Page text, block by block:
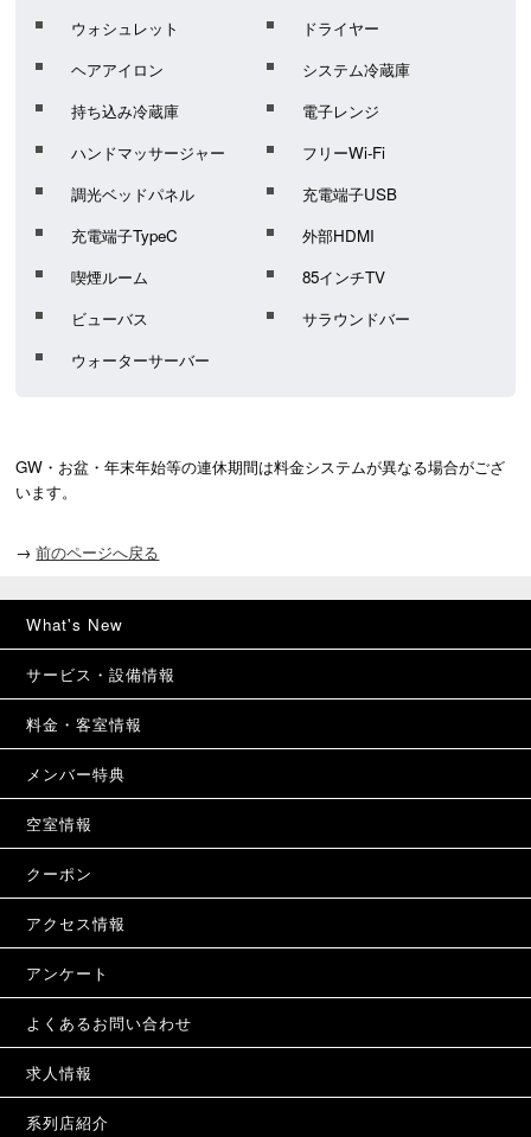
ウォシュレット
ドライヤー
ヘアアイロン
システム冷蔵庫
持ち込み冷蔵庫
電子レンジ
ハンドマッサージャー
フリーWi-Fi
調光ベッドパネル
充電端子USB
充電端子TypeC
外部HDMI
喫煙ルーム
85インチTV
ビューバス
サラウンドバー
ウォーターサーバー
GW・お盆・年末年始等の連休期間は料金システムが異なる場合がござ
います。
→ 前のページへ戻る
What's New
サービス・設備情報
料金・客室情報
メンバー特典
空室情報
クーポン
アクセス情報
アンケート
よくあるお問い合わせ
求人情報
系列店紹介